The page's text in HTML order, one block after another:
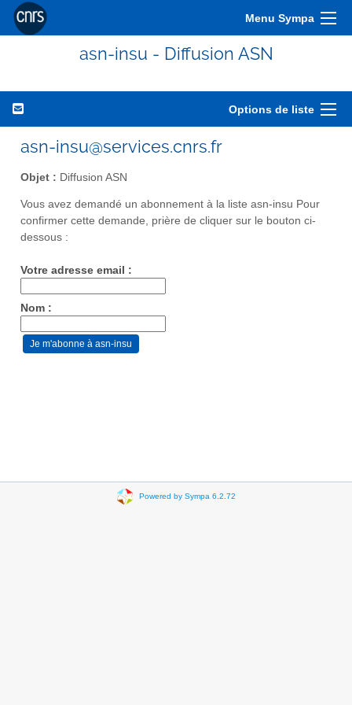
Menu Sympa
asn-insu - Diffusion ASN
Options de liste
asn-insu@services.cnrs.fr
Objet : Diffusion ASN
Vous avez demandé un abonnement à la liste asn-insu Pour
confirmer cette demande, prière de cliquer sur le bouton ci-
dessous :
Votre adresse email :
Nom :
Powered by Sympa 6.2.72